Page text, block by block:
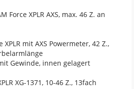
Force XPLR AXS, max. 46 Z. an
XPLR mit AXS Powermeter, 42 Z.,
Gewinde, innen gelagert
XG-1371, 10-46 Z., 13fach